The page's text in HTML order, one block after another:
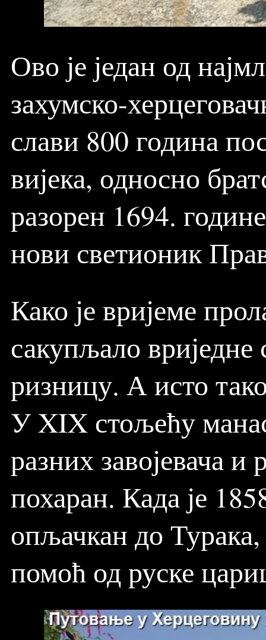
Ово је један од
захумско-
слави 800 година
вијека, односно
разорен 1694.
нови светионик
Како је вријеме
сакупљало вриједне
ризницу. А исто
У XIX стољећу
разних завојевача и
похаран. Када је
опљачкан до Турака,
помоћ од руске